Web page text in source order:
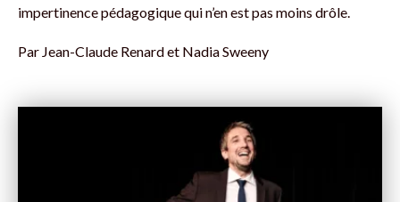
impertinence pédagogique qui n’en est pas moins drôle.
Par Jean-Claude Renard et Nadia Sweeny